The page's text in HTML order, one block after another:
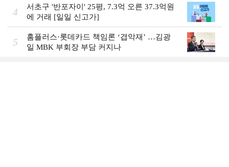
4
서초구 '반포자이' 25평, 7.3억 오른 37.3억원
에 거래 [일일 신고가]
5
홈플러스·롯데카드 책임론 ‘겹악재’ …김광
일 MBK 부회장 부담 커지나